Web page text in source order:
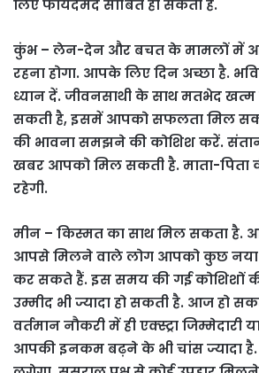
लिए फायदेमंद साबित हो सकती हैं.
कुंभ – लेन-देन और बचत के मामलों में
रहना होगा. आपके लिए दिन अच्छा है.
ध्यान दें. जीवनसाथी के साथ मतभेद
सकती है, इसमें आपको सफलता मिल
की भावना समझने की कोशिश करें.
खबर आपको मिल सकती है. माता-पिता
रहेगी.
मीन – किस्मत का साथ मिल सकता है.
आपसे मिलने वाले लोग आपको कुछ नया
कर सकते हैं. इस समय की गई कोशिशों
उम्मीद भी ज्यादा हो सकती है. आज हो
वर्तमान नौकरी में ही एक्स्ट्रा जिम्मेदारी
आपकी इनकम बढ़ने के भी चांस ज्यादा